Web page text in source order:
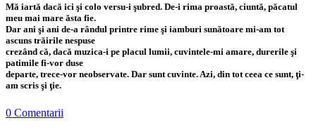
Mă iartă dacă ici şi colo versu-i şubred. De-i rima proastă, ciuntă, păcatul
meu mai mare ăsta fie.
Dar ani şi ani de-a rândul printre rime şi iamburi sunătoare mi-am tot
ascuns trăirile nespuse
crezând că, dacă muzica-i pe placul lumii, cuvintele-mi amare, durerile şi
patimile fi-vor duse
departe, trece-vor neobservate. Dar sunt cuvinte. Azi, din tot ceea ce sunt, ţi-
am scris şi ţie.
0 Comentarii